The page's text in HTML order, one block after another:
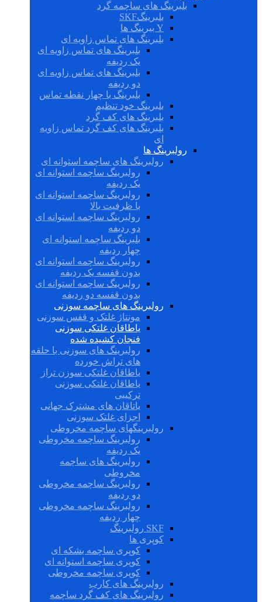
بلبرینگ های ساچمه گرد
بلبرینگSKF
Y بیرینگ ها
بلبرینگ های تماس زاویه ای
بلبرینگ های تماس زاویه ای
یک ردیفه
بلبرینگ های تماس زاویه ای
دو ردیفه
بلبرینگ با چهار نقطه تماس
بلبرینگ خود تنظیم
بلبرینگ های کف گرد
بلبرینگ های کف گرد تماس زاویه
ای
رولبرینگ ها
رولبرینگ های ساچمه استوانه ای
رولبرینگ ساچمه استوانه ای
یک ردیفه
رولبرینگ ساچمه استوانه ای
با ظرفیت بالا
رولبرینگ ساچمه استوانه ای
دو ردیفه
بلبرینگ ساچمه استوانه ای
چهار ردیفه
رولبرینگ ساچمه استوانه ای
بدون قفسه یک ردیفه
رولبرینگ ساچمه استوانه ای
بدون قفسه دو ردیفه
رولبرینگ های ساچمه سوزنی
مونتاژ غلتک و قفس سوزنی
یاطاقان غلتکی سوزنی
فنجان کشیده شده
رولبرینگ های سوزنی با حلقه
های تراش خورده
یاطاقان غلتکی سوزن تراز
یاطاقان غلتکی سوزنی
ترکیبی
یاتاقان های مشترک جهانی
اجزای غلتک سوزنی
رولبرینگهای ساچمه مخروطی
رولبرینگ ساچمه مخروطی
یک ردیفه
رولبرینگ های ساچمه
مخروطی
رولبرینگ ساچمه مخروطی
دو ردیفه
رولبرینگ ساچمه مخروطی
چهار ردیفه
SKF رولبرینگ
کوپری ها
کوپری ساچمه بشکه ای
کوپری ساچمه استوانه ای
کوپری ساچمه مخروطی
رولبرینگ های کارب
رولبرینگ های کف گرد ساچمه